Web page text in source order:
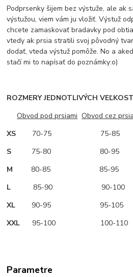
Podprsenky šijem bez výstuže, ale ak
výstužou, viem vám ju vložiť. Výstuž
chcete zamaskovať bradavky pod
vtedy ak prsia stratili svoj pôvodný
dodať, vteda výstuž pomôže. No a
stačí mi to napísať do poznámky:o)
ROZMERY JEDNOTLIVÝCH
Obvod pod prsiami Obvod cez prsia
XS 70-75 75-85
S 75-80 80-95
M 80-85 85-95
L 85-90 90-100
XL 90-95 95-105
XXL 95-100 100-110
Parametre